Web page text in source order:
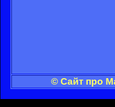
© Сайт про